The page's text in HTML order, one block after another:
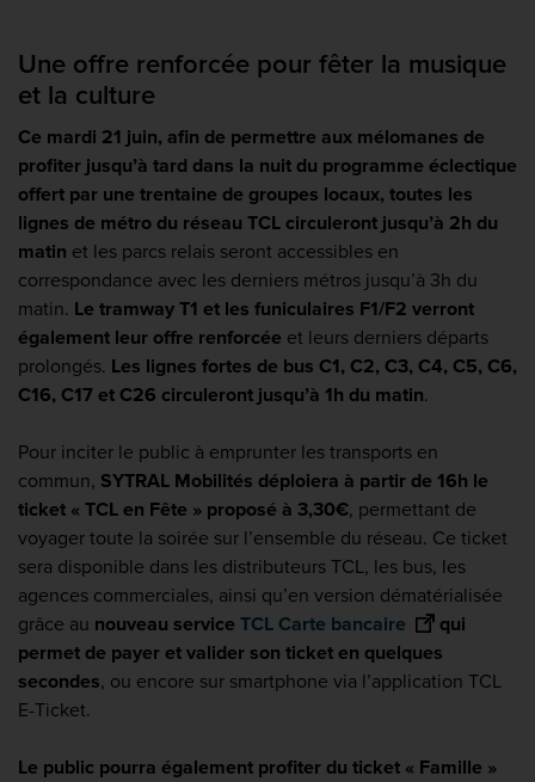
Une offre renforcée pour fêter la musique
et la culture
Ce mardi 21 juin, afin de permettre aux mélomanes de
profiter jusqu’à tard dans la nuit du programme éclectique
offert par une trentaine de groupes locaux, toutes les
lignes de métro du réseau TCL circuleront jusqu’à 2h du
matin et les parcs relais seront accessibles en
correspondance avec les derniers métros jusqu’à 3h du
matin. Le tramway T1 et les funiculaires F1/F2 verront
également leur offre renforcée et leurs derniers départs
prolongés. Les lignes fortes de bus C1, C2, C3, C4, C5, C6,
C16, C17 et C26 circuleront jusqu’à 1h du matin.
Pour inciter le public à emprunter les transports en
commun, SYTRAL Mobilités déploiera à partir de 16h le
ticket « TCL en Fête » proposé à 3,30€, permettant de
voyager toute la soirée sur l’ensemble du réseau. Ce ticket
sera disponible dans les distributeurs TCL, les bus, les
agences commerciales, ainsi qu’en version dématérialisée
grâce au nouveau service TCL Carte bancaire
qui
permet de payer et valider son ticket en quelques
secondes, ou encore sur smartphone via l’application TCL
E-Ticket.
Le public pourra également profiter du ticket « Famille »